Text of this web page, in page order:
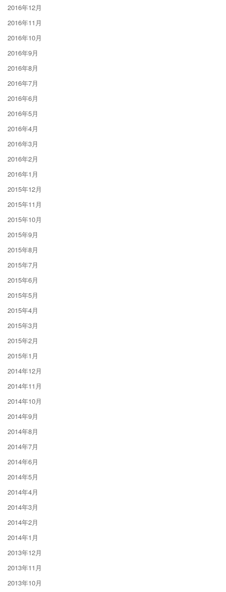
2016年12月
2016年11月
2016年10月
2016年9月
2016年8月
2016年7月
2016年6月
2016年5月
2016年4月
2016年3月
2016年2月
2016年1月
2015年12月
2015年11月
2015年10月
2015年9月
2015年8月
2015年7月
2015年6月
2015年5月
2015年4月
2015年3月
2015年2月
2015年1月
2014年12月
2014年11月
2014年10月
2014年9月
2014年8月
2014年7月
2014年6月
2014年5月
2014年4月
2014年3月
2014年2月
2014年1月
2013年12月
2013年11月
2013年10月